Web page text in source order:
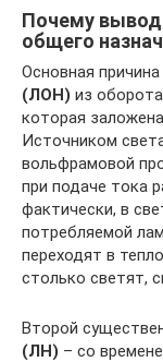
Почему
общего
Основная
(ЛОН) из
которая
Источником
вольфрамовой
при подаче тока
фактически, в
потребляемой
переходят в
столько светят,
Второй
(ЛН) – со